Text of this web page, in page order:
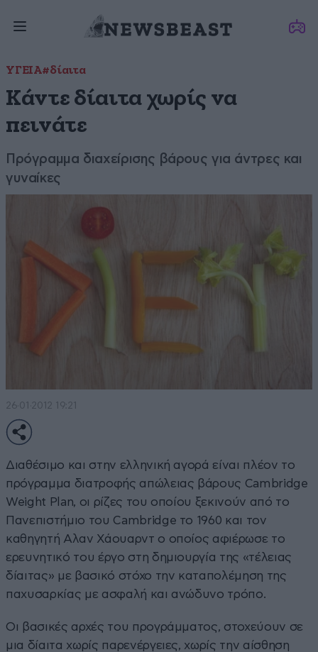
ΥΓΕΙΑ#δίαιτα
Κάντε δίαιτα χωρίς να
πεινάτε
Πρόγραμμα διαχείρισης βάρους για άντρες και
γυναίκες
26·01·2012 19:21
Διαθέσιμο και στην ελληνική αγορά είναι πλέον το
πρόγραμμα διατροφής απώλειας βάρους Cambridge
Weight Plan, οι ρίζες του οποίου ξεκινούν από το
Πανεπιστήμιο του Cambridge το 1960 και τον
καθηγητή Αλαν Χάουαρντ ο οποίος αφιέρωσε το
ερευνητικό του έργο στη δημιουργία της «τέλειας
δίαιτας» με βασικό στόχο την καταπολέμηση της
παχυσαρκίας με ασφαλή και ανώδυνο τρόπο.
Οι βασικές αρχές του προγράμματος, στοχεύουν σε
μια δίαιτα χωρίς παρενέργειες, χωρίς την αίσθηση